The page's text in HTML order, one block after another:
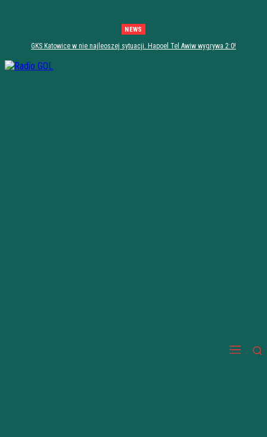
NEWS
GKS Katowice w nie najleoszej sytuacji. Hapoel Tel Awiw wygrywa 2:0!